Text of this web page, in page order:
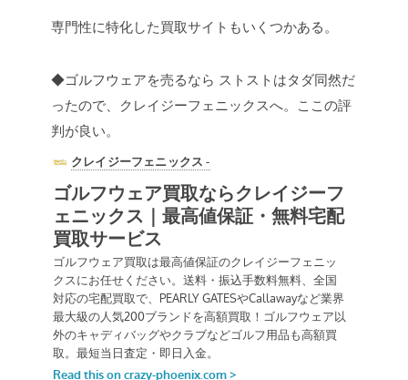
専門性に特化した買取サイトもいくつかある。
◆ゴルフウェアを売るなら ストストはタダ同然だ
ったので、クレイジーフェニックスへ。ここの評
判が良い。